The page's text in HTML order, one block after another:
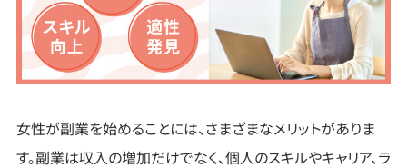
女性が副業を始めることには、さまざまなメリットがありま
す。副業は収入の増加だけでなく、個人のスキルやキャリア、ラ